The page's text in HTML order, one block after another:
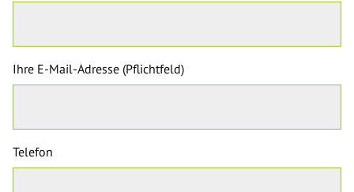
Ihre E-Mail-Adresse (Pflichtfeld)
Telefon